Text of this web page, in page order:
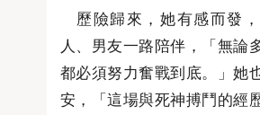
歷險歸來，她有感而發
人、男友一路陪伴，「無論
都必須努力奮戰到底。」她
安，「這場與死神搏鬥的經